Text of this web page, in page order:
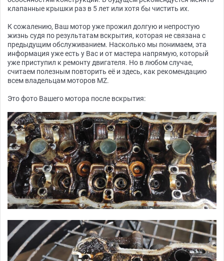
клапанные крышки раз в 5 лет или хотя бы чистить их.
К сожалению, Ваш мотор уже прожил долгую и непростую
жизнь судя по результатам вскрытия, которая не связана с
предыдущим обслуживанием. Насколько мы понимаем, эта
информация уже есть у Вас и от мастера напрямую, который
уже приступил к ремонту двигателя. Но в любом случае,
считаем полезным повторить её и здесь, как рекомендацию
всем владельцам моторов MZ.
Это фото Вашего мотора после вскрытия: